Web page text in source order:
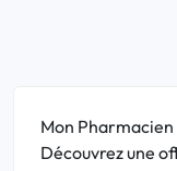
Mon Pharmacien
Découvrez une